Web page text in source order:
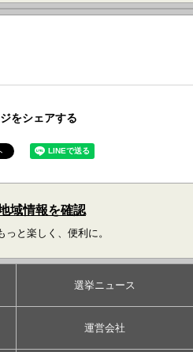
をシェアする
域情報を確認
っと楽しく、便利に。
選挙ニュース
運営会社